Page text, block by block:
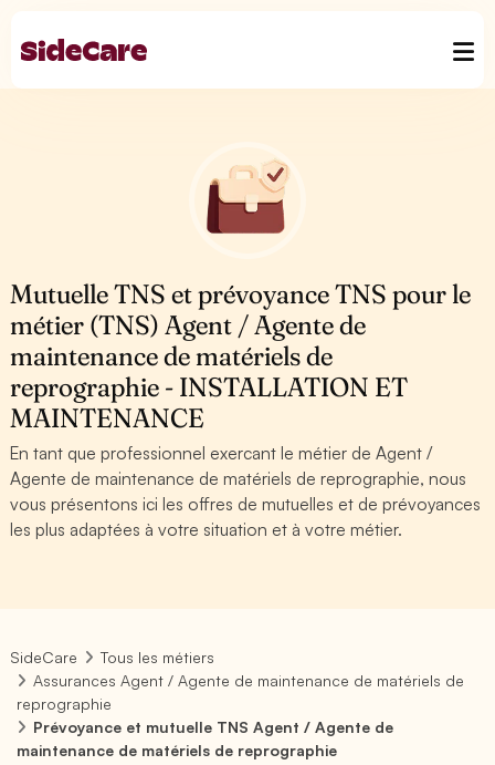
Mutuelle TNS et prévoyance TNS pour le
métier (TNS) Agent / Agente de
maintenance de matériels de
reprographie - INSTALLATION ET
MAINTENANCE
En tant que professionnel exercant le métier de Agent /
Agente de maintenance de matériels de reprographie, nous
vous présentons ici les offres de mutuelles et de prévoyances
les plus adaptées à votre situation et à votre métier.
SideCare
Tous les métiers
Assurances Agent / Agente de maintenance de matériels de
reprographie
Prévoyance et mutuelle TNS Agent / Agente de
maintenance de matériels de reprographie